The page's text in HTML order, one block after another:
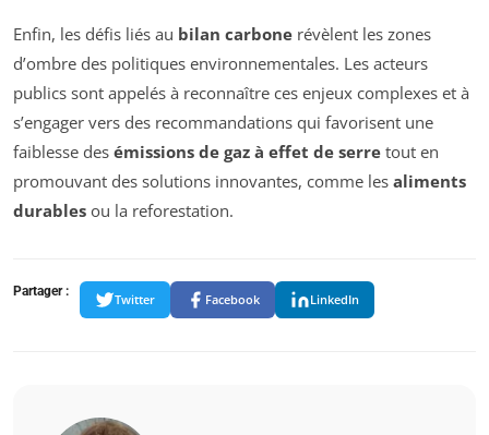
Enfin, les défis liés au bilan carbone révèlent les zones
d’ombre des politiques environnementales. Les acteurs
publics sont appelés à reconnaître ces enjeux complexes et à
s’engager vers des recommandations qui favorisent une
faiblesse des émissions de gaz à effet de serre tout en
promouvant des solutions innovantes, comme les aliments
durables ou la reforestation.
Partager :
Twitter Facebook LinkedIn